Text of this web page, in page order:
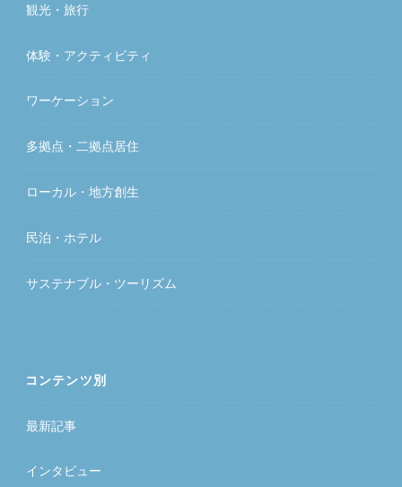
観光・旅行
体験・アクティビティ
ワーケーション
多拠点・二拠点居住
ローカル・地方創生
民泊・ホテル
サステナブル・ツーリズム
コンテンツ別
最新記事
インタビュー